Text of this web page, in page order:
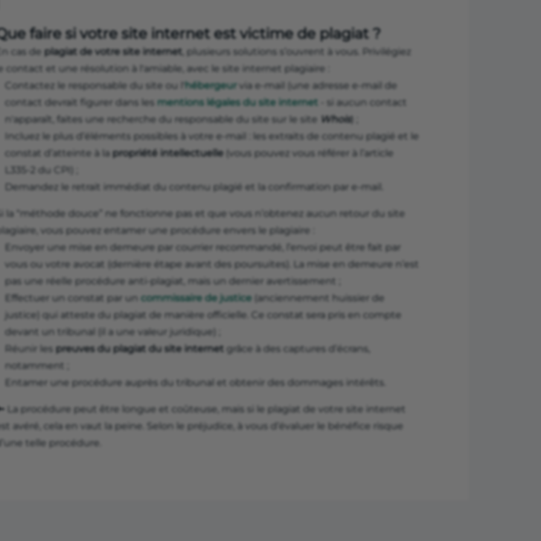
faire si votre site internet est victime de plagiat ?
cas de plagiat de votre site internet , plusieurs solutions s’ouvrent à vous. Privilégiez
contact et une résolution à l'amiable, avec le site internet plagiaire :
Contactez le responsable du site ou l' hébergeur via e-mail (une adresse e-mail de
contact devrait figurer dans les mentions légales du site internet - si aucun contact
n'apparaît, faites une recherche du responsable du site sur le site Whois) ;
Incluez le plus d’éléments possibles à votre e-mail : les extraits de contenu plagié et le
constat d’atteinte à la propriété intellectuelle (vous pouvez vous référer à l’article
L335-2 du CPI) ;
Demandez le retrait immédiat du contenu plagié et la confirmation par e-mail.
la “méthode douce” ne fonctionne pas et que vous n’obtenez aucun retour du site
vous pouvez entamer une procédure envers le plagiaire :
Envoyer une mise en demeure par courrier recommandé, l’envoi peut être fait par
vous ou votre avocat (dernière étape avant des poursuites). La mise en demeure n’est
pas une réelle procédure anti-plagiat, mais un dernier avertissement ;
Effectuer un constat par un commissaire de justice (anciennement huissier de
justice) qui atteste du plagiat de manière officielle. Ce constat sera pris en compte
devant un tribunal (il a une valeur juridique) ;
Réunir les preuves du plagiat du site internet grâce à des captures d’écrans,
notamment ;
Entamer une procédure auprès du tribunal et obtenir des dommages intérêts.
La procédure peut être longue et coûteuse, mais si le plagiat de votre site internet
avéré, cela en vaut la peine. Selon le préjudice, à vous d’évaluer le bénéfice risque
telle procédure.